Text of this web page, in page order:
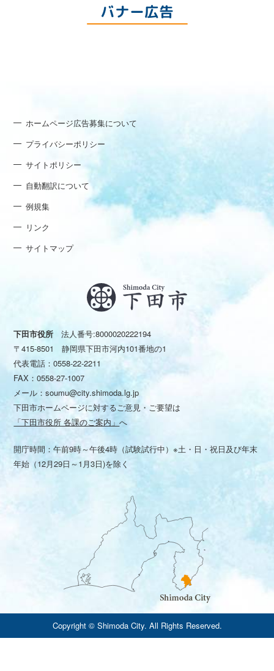
バナー広告
ホームページ広告募集について
プライバシーポリシー
サイトポリシー
自動翻訳について
例規集
リンク
サイトマップ
下田市役所 法人番号:8000020222194
〒415-8501 静岡県下田市河内101番地の1
代表電話：0558-22-2211
FAX：0558-27-1007
メール：soumu@city.shimoda.lg.jp
下田市ホームページに対するご意見・ご要望は
「下田市役所 各課のご案内」へ
開庁時間：午前9時～午後4時（試験試行中）※土・日・祝日及び年末
年始（12月29日～1月3日)を除く
Copyright © Shimoda City. All Rights Reserved.